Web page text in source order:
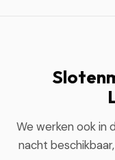
We werken ook in
nacht